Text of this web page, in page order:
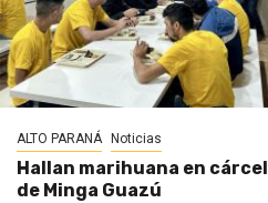
ALTO PARANÁ Noticias
Hallan marihuana en cárcel
de Minga Guazú